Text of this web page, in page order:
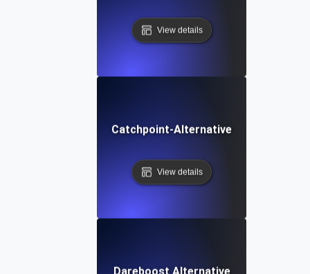
View details
Catchpoint-Alternative
View details
Dareboost Alternative